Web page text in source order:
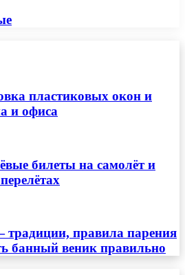
пластиковых окон и
и офиса
билеты на самолёт и
традиции, правила парения
банный веник правильно